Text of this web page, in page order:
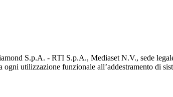
S.p.A. - RTI S.p.A., Mediaset N.V., sede
utilizzazione funzionale all’addestramento di